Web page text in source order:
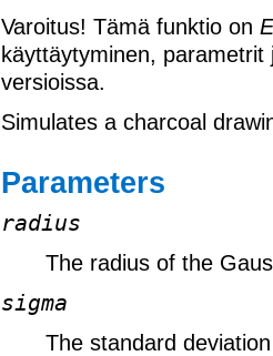
Varoitus! Tämä funktio on
käyttäytyminen,
versioissa.
Simulates a charcoal
Parameters
radius
The radius of the
sigma
The standard